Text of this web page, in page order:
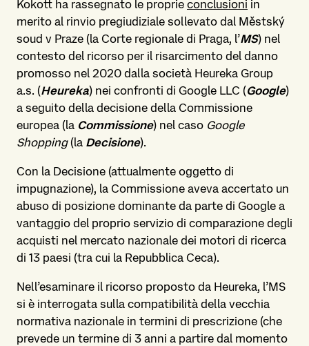
Kokott ha rassegnato le proprie conclusioni in
merito al rinvio pregiudiziale sollevato dal Městský
soud v Praze (la Corte regionale di Praga, l’MS) nel
contesto del ricorso per il risarcimento del danno
promosso nel 2020 dalla società Heureka Group
a.s. (Heureka) nei confronti di Google LLC (Google)
a seguito della decisione della Commissione
europea (la Commissione) nel caso Google
Shopping(la Decisione).
Con la Decisione (attualmente oggetto di
impugnazione), la Commissione aveva accertato un
abuso di posizione dominante da parte di Google a
vantaggio del proprio servizio di comparazione degli
acquisti nel mercato nazionale dei motori di ricerca
di 13 paesi (tra cui la Repubblica Ceca).
Nell’esaminare il ricorso proposto da Heureka, l’MS
si è interrogata sulla compatibilità della vecchia
normativa nazionale in termini di prescrizione (che
prevede un termine di 3 anni a partire dal momento